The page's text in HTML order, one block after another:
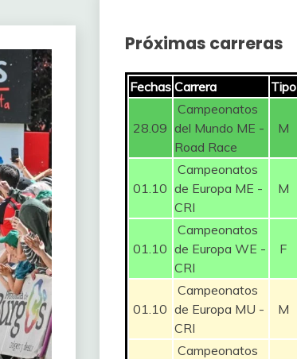
Próximas carreras
Fechas Carrera Tipo
28.09
Campeonatos
del Mundo ME -
Road Race
M
01.10
Campeonatos
de Europa ME -
CRI
M
01.10
Campeonatos
de Europa WE -
CRI
F
01.10
Campeonatos
de Europa MU -
CRI
M
Campeonatos